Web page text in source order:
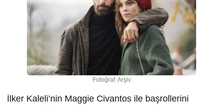
Fotoğraf: Arşiv
İlker Kaleli’nin Maggie Civantos ile başrollerini